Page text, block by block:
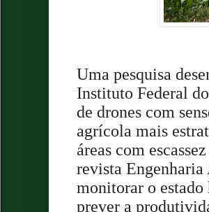
Uma pesquisa
Instituto Federal
de drones com
agrícola mais
áreas com
revista
monitorar o
prever a